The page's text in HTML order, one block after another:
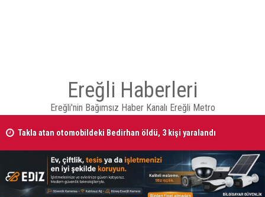
Ereğli Haberleri
Ereğli'nin Bağımsız Haber Kanalı Ereğli Metro
Takla atan otomobildeki Bedirhan öldü, 3 kişi yaralandı